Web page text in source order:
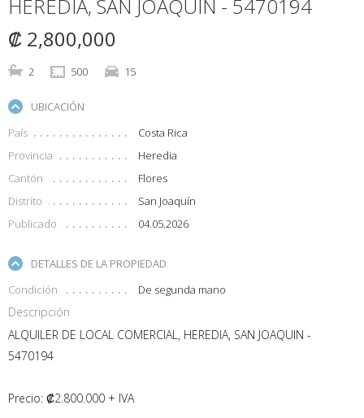
HEREDIA, SAN JOAQUIN - 5470194
₡ 2,800,000
2 500 15
UBICACIÓN
País
Costa Rica
Provincia
Heredia
Cantón
Flores
Distrito
San Joaquín
Publicado
04.05.2026
DETALLES DE LA PROPIEDAD
Condición
De segunda mano
Descripción
ALQUILER DE LOCAL COMERCIAL, HEREDIA, SAN JOAQUIN -
5470194
Precio: ₡2.800.000 + IVA